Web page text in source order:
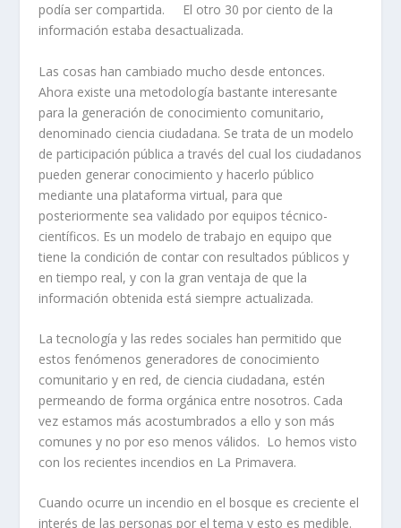
podía ser compartida. El otro 30 por ciento de la
información estaba desactualizada.
Las cosas han cambiado mucho desde entonces.
Ahora existe una metodología bastante interesante
para la generación de conocimiento comunitario,
denominado ciencia ciudadana. Se trata de un modelo
de participación pública a través del cual los ciudadanos
pueden generar conocimiento y hacerlo público
mediante una plataforma virtual, para que
posteriormente sea validado por equipos técnico-
científicos. Es un modelo de trabajo en equipo que
tiene la condición de contar con resultados públicos y
en tiempo real, y con la gran ventaja de que la
información obtenida está siempre actualizada.
La tecnología y las redes sociales han permitido que
estos fenómenos generadores de conocimiento
comunitario y en red, de ciencia ciudadana, estén
permeando de forma orgánica entre nosotros. Cada
vez estamos más acostumbrados a ello y son más
comunes y no por eso menos válidos. Lo hemos visto
con los recientes incendios en La Primavera.
Cuando ocurre un incendio en el bosque es creciente el
interés de las personas por el tema y esto es medible.